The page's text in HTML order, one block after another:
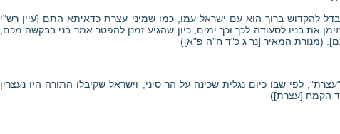
להקדוש ברוך הוא עם ישראל עמו, כמו שמיני עצרת כדאיתא התם [עיין רש"י
את בניו לסעודה לכך וכך ימים, כיון שהגיע זמנן להפטר אמר בני בבקשה מכם,
(מנורת המאיר [נר ג כ"ד ח"ה פ"א])
לפי שבו כיום נגלית שכינה על הר סיני, וישראל שקיבלו התורה היו נעצרין
(כד הקמח [עצרת])